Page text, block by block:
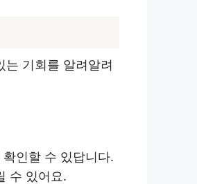
는 기회를 알려알려
인할 수 있답니다.
수 있어요.